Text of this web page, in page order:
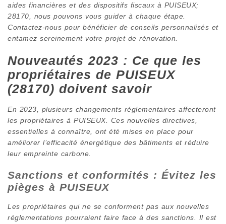
aides financières et des dispositifs fiscaux à PUISEUX;
28170, nous pouvons vous guider à chaque étape.
Contactez-nous pour bénéficier de conseils personnalisés et
entamez sereinement votre projet de rénovation.
Nouveautés 2023 : Ce que les
propriétaires de PUISEUX
(28170) doivent savoir
En 2023, plusieurs changements réglementaires affecteront
les propriétaires à PUISEUX. Ces nouvelles directives,
essentielles à connaître, ont été mises en place pour
améliorer l’efficacité énergétique des bâtiments et réduire
leur empreinte carbone.
Sanctions et conformités : Évitez les
pièges à PUISEUX
Les propriétaires qui ne se conforment pas aux nouvelles
réglementations pourraient faire face à des sanctions. Il est